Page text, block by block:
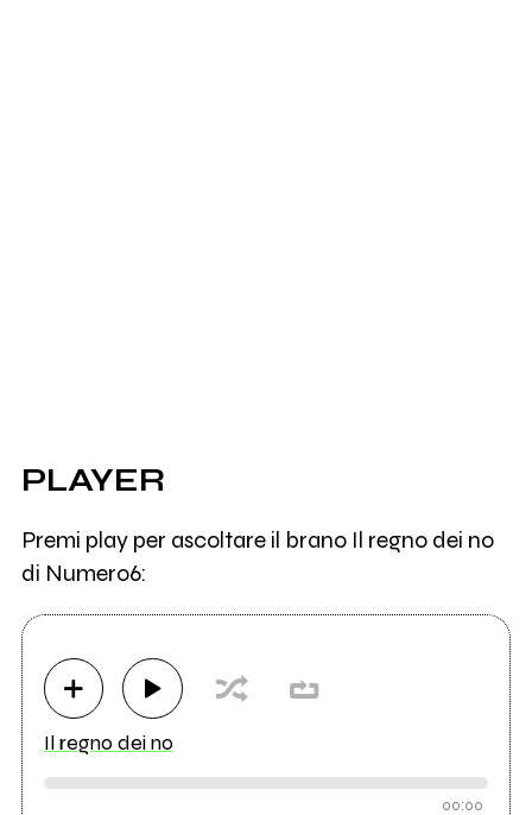
PLAYER
Premi play per ascoltare il brano Il regno dei no
di Numero6:
Il regno dei no
00:00